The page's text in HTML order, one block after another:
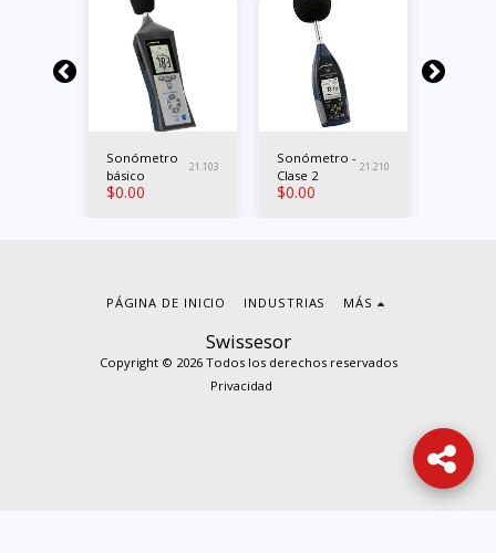
Sonómetro
básico
21.103
$0.00
Sonómetro -
Clase 2
21.210
$0.00
Swissesor
Copyright © 2026 Todos los derechos reservados
Privacidad
PÁGINA DE INICIO INDUSTRIAS MÁS